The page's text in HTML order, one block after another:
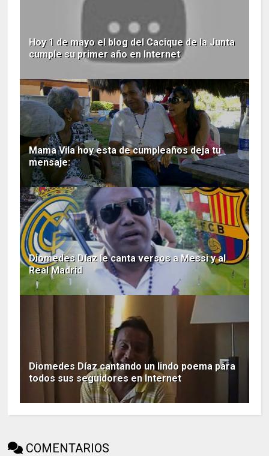
Hoy 1 de mayo el blog del Cacique de la Junta
cumple su primer año en Internet
Mama Vila hoy esta de cumpleaños deja tu
mensaje:
Diomedes Díaz le canta versos a Messi y al
Real Madrid
Diomedes Díaz cantando un lindo poema para
todos sus seguidores en Internet
COMENTARIOS